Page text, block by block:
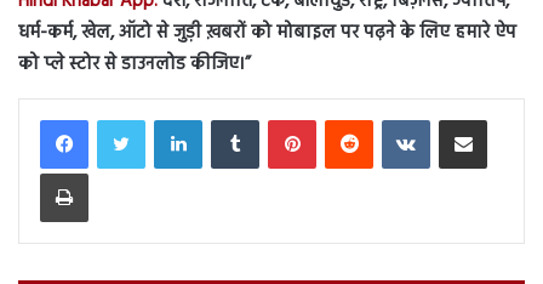
धर्म-कर्म, खेल, ऑटो से जुड़ी ख़बरों को मोबाइल पर पढ़ने के लिए हमारे ऐप
को प्ले स्टोर से डाउनलोड कीजिए।”
LinkedInTumblr PinterestReddit VKontakteShare via Email
Print